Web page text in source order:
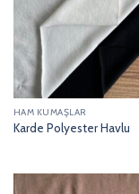
HAM KUMAŞLAR
Karde Polyester Havlu